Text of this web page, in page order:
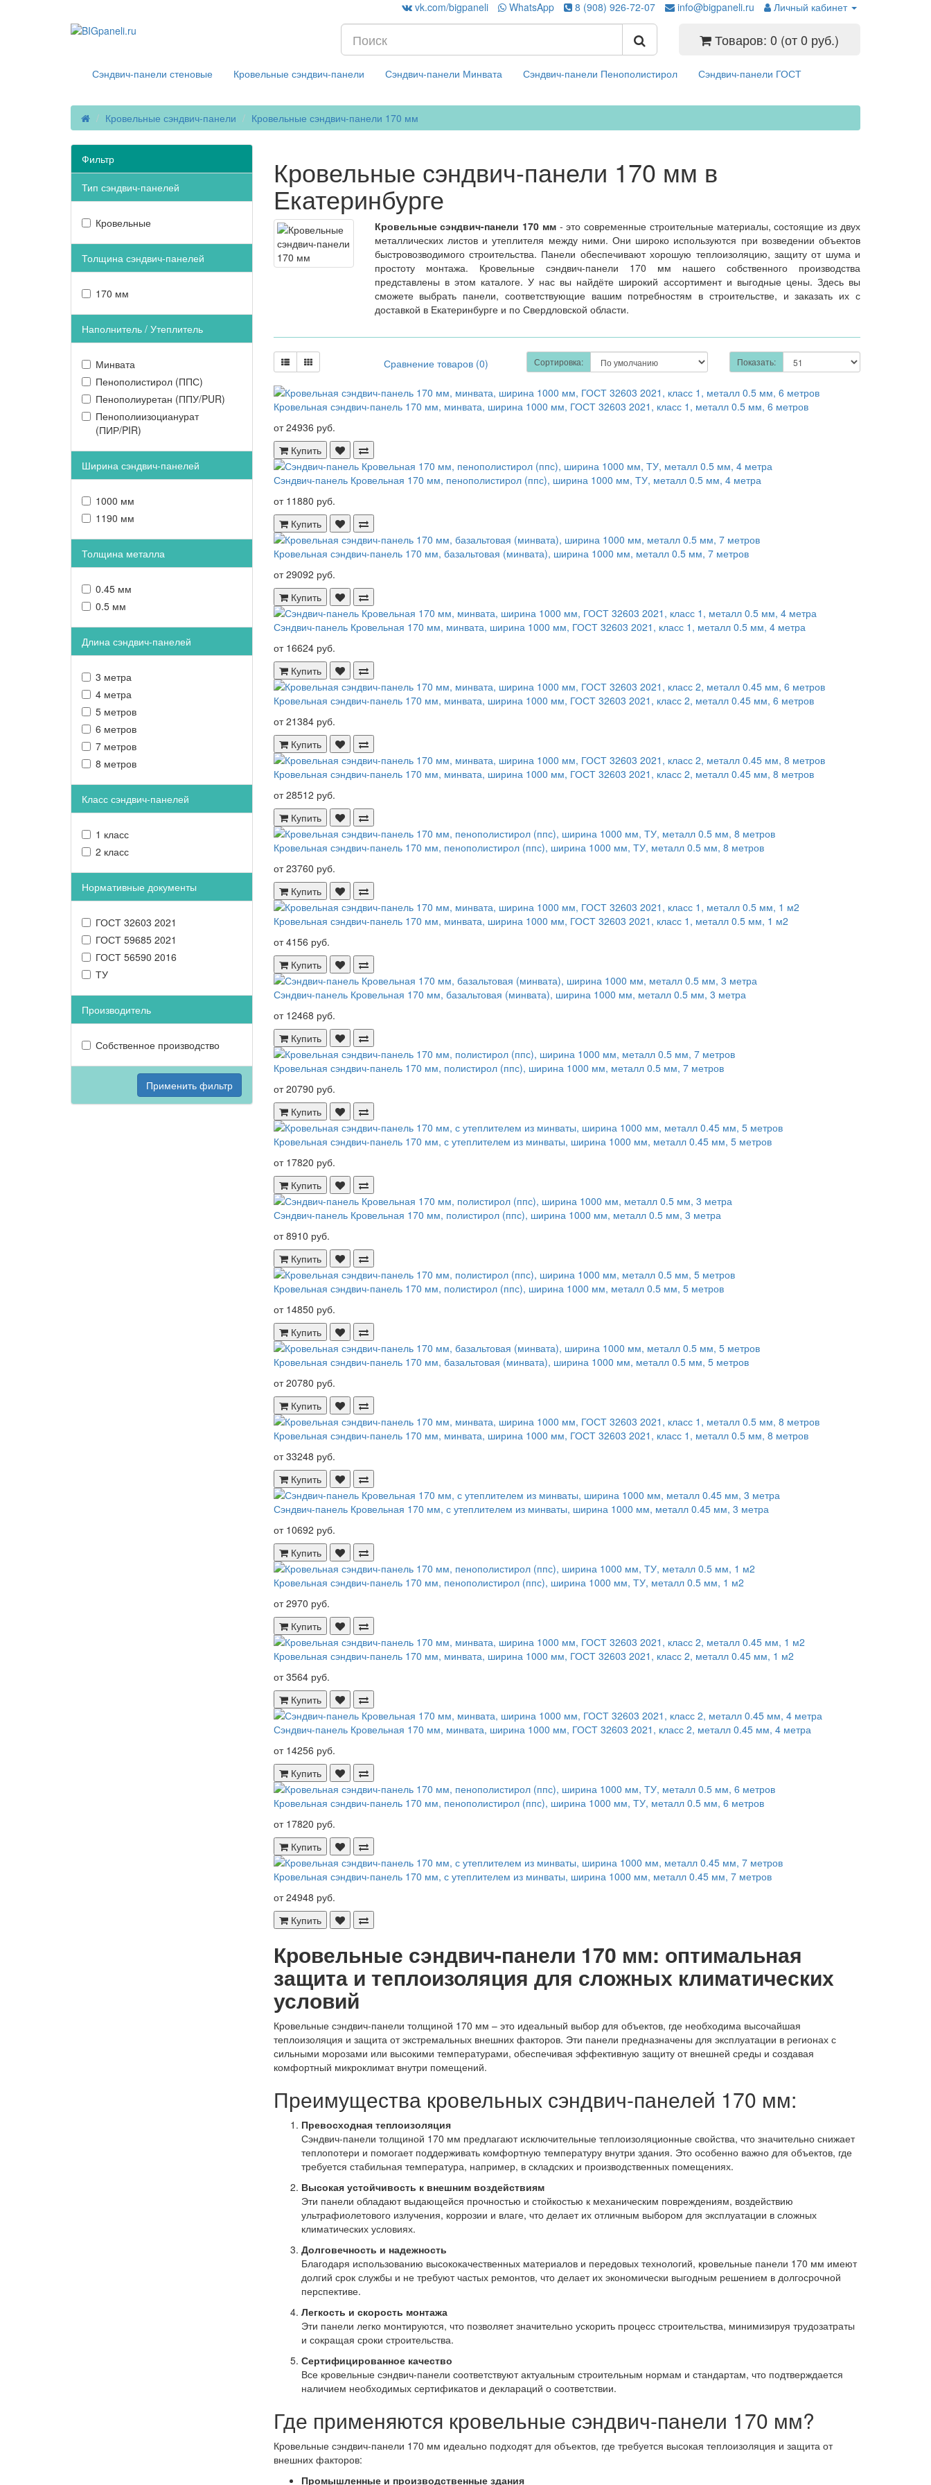
vk.com/bigpaneli WhatsApp 8 (908) 926-72-07 info@bigpaneli.ru Личный кабинет
Товаров: 0 (от 0 руб.)
Сэндвич-панели стеновые Кровельные сэндвич-панели Сэндвич-панели Минвата Сэндвич-панели Пенополистирол Сэндвич-панели ГОСТ
Кровельные сэндвич-панели Кровельные сэндвич-панели 170 мм
Фильтр
Тип сэндвич-панелей
Кровельные
Толщина сэндвич-панелей
170 мм
Наполнитель / Утеплитель
Минвата
Пенополистирол (ППС)
Пенополиуретан (ППУ/PUR)
Пенополиизоцианурат
(ПИР/PIR)
Ширина сэндвич-панелей
1000 мм
1190 мм
Толщина металла
0.45 мм
0.5 мм
Длина сэндвич-панелей
3 метра
4 метра
5 метров
6 метров
7 метров
8 метров
Класс сэндвич-панелей
1 класс
2 класс
Нормативные документы
ГОСТ 32603 2021
ГОСТ 59685 2021
ГОСТ 56590 2016
ТУ
Производитель
Собственное производство
Применить фильтр
Кровельные сэндвич-панели 170 мм в
Екатеринбурге
Кровельные сэндвич-панели 170 мм- это современные строительные материалы, состоящие из двух
металлических листов и утеплителя между ними. Они широко используются при возведении объектов
быстровозводимого строительства. Панели обеспечивают хорошую теплоизоляцию, защиту от шума и
простоту монтажа. Кровельные сэндвич-панели 170 мм нашего собственного производства
представлены в этом каталоге. У нас вы найдёте широкий ассортимент и выгодные цены. Здесь вы
сможете выбрать панели, соответствующие вашим потребностям в строительстве, и заказать их с
доставкой в Екатеринбурге и по Свердловской области.
Сравнение товаров (0) Сортировка: Показать:
Кровельная сэндвич-панель 170 мм, минвата, ширина 1000 мм, ГОСТ 32603 2021, класс 1, металл 0.5 мм, 6 метров
от 24936 руб.
Купить
Сэндвич-панель Кровельная 170 мм, пенополистирол (ппс), ширина 1000 мм, ТУ, металл 0.5 мм, 4 метра
от 11880 руб.
Купить
Кровельная сэндвич-панель 170 мм, базальтовая (минвата), ширина 1000 мм, металл 0.5 мм, 7 метров
от 29092 руб.
Купить
Сэндвич-панель Кровельная 170 мм, минвата, ширина 1000 мм, ГОСТ 32603 2021, класс 1, металл 0.5 мм, 4 метра
от 16624 руб.
Купить
Кровельная сэндвич-панель 170 мм, минвата, ширина 1000 мм, ГОСТ 32603 2021, класс 2, металл 0.45 мм, 6 метров
от 21384 руб.
Купить
Кровельная сэндвич-панель 170 мм, минвата, ширина 1000 мм, ГОСТ 32603 2021, класс 2, металл 0.45 мм, 8 метров
от 28512 руб.
Купить
Кровельная сэндвич-панель 170 мм, пенополистирол (ппс), ширина 1000 мм, ТУ, металл 0.5 мм, 8 метров
от 23760 руб.
Купить
Кровельная сэндвич-панель 170 мм, минвата, ширина 1000 мм, ГОСТ 32603 2021, класс 1, металл 0.5 мм, 1 м2
от 4156 руб.
Купить
Сэндвич-панель Кровельная 170 мм, базальтовая (минвата), ширина 1000 мм, металл 0.5 мм, 3 метра
от 12468 руб.
Купить
Кровельная сэндвич-панель 170 мм, полистирол (ппс), ширина 1000 мм, металл 0.5 мм, 7 метров
от 20790 руб.
Купить
Кровельная сэндвич-панель 170 мм, с утеплителем из минваты, ширина 1000 мм, металл 0.45 мм, 5 метров
от 17820 руб.
Купить
Сэндвич-панель Кровельная 170 мм, полистирол (ппс), ширина 1000 мм, металл 0.5 мм, 3 метра
от 8910 руб.
Купить
Кровельная сэндвич-панель 170 мм, полистирол (ппс), ширина 1000 мм, металл 0.5 мм, 5 метров
от 14850 руб.
Купить
Кровельная сэндвич-панель 170 мм, базальтовая (минвата), ширина 1000 мм, металл 0.5 мм, 5 метров
от 20780 руб.
Купить
Кровельная сэндвич-панель 170 мм, минвата, ширина 1000 мм, ГОСТ 32603 2021, класс 1, металл 0.5 мм, 8 метров
от 33248 руб.
Купить
Сэндвич-панель Кровельная 170 мм, с утеплителем из минваты, ширина 1000 мм, металл 0.45 мм, 3 метра
от 10692 руб.
Купить
Кровельная сэндвич-панель 170 мм, пенополистирол (ппс), ширина 1000 мм, ТУ, металл 0.5 мм, 1 м2
от 2970 руб.
Купить
Кровельная сэндвич-панель 170 мм, минвата, ширина 1000 мм, ГОСТ 32603 2021, класс 2, металл 0.45 мм, 1 м2
от 3564 руб.
Купить
Сэндвич-панель Кровельная 170 мм, минвата, ширина 1000 мм, ГОСТ 32603 2021, класс 2, металл 0.45 мм, 4 метра
от 14256 руб.
Купить
Кровельная сэндвич-панель 170 мм, пенополистирол (ппс), ширина 1000 мм, ТУ, металл 0.5 мм, 6 метров
от 17820 руб.
Купить
Кровельная сэндвич-панель 170 мм, с утеплителем из минваты, ширина 1000 мм, металл 0.45 мм, 7 метров
от 24948 руб.
Купить
Кровельные сэндвич-панели 170 мм: оптимальная
защита и теплоизоляция для сложных климатических
условий
Кровельные сэндвич-панели толщиной 170 мм – это идеальный выбор для объектов, где необходима высочайшая
теплоизоляция и защита от экстремальных внешних факторов. Эти панели предназначены для эксплуатации в регионах с
сильными морозами или высокими температурами, обеспечивая эффективную защиту от внешней среды и создавая
комфортный микроклимат внутри помещений.
Преимущества кровельных сэндвич-панелей 170 мм:
Превосходная теплоизоляция
Сэндвич-панели толщиной 170 мм предлагают исключительные теплоизоляционные свойства, что значительно снижает
теплопотери и помогает поддерживать комфортную температуру внутри здания. Это особенно важно для объектов, где
требуется стабильная температура, например, в складских и производственных помещениях.
Высокая устойчивость к внешним воздействиям
Эти панели обладают выдающейся прочностью и стойкостью к механическим повреждениям, воздействию
ультрафиолетового излучения, коррозии и влаге, что делает их отличным выбором для эксплуатации в сложных
климатических условиях.
Долговечность и надежность
Благодаря использованию высококачественных материалов и передовых технологий, кровельные панели 170 мм имеют
долгий срок службы и не требуют частых ремонтов, что делает их экономически выгодным решением в долгосрочной
перспективе.
Легкость и скорость монтажа
Эти панели легко монтируются, что позволяет значительно ускорить процесс строительства, минимизируя трудозатраты
и сокращая сроки строительства.
Сертифицированное качество
Все кровельные сэндвич-панели соответствуют актуальным строительным нормам и стандартам, что подтверждается
наличием необходимых сертификатов и деклараций о соответствии.
Где применяются кровельные сэндвич-панели 170 мм?
Кровельные сэндвич-панели 170 мм идеально подходят для объектов, где требуется высокая теплоизоляция и защита от
внешних факторов:
Промышленные и производственные здания